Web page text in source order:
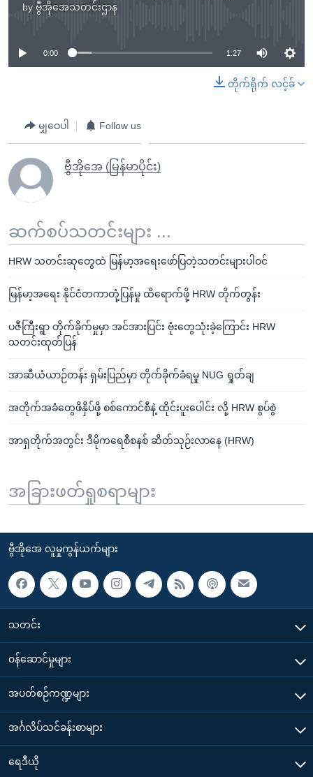
by ဗွီအိုအေသတင်းဌာန
No media source currently available
0:00 1:27
တိုက်ရိုက် လင့်ခ်
မျှဝေပါ Follow us
ဗွီအိုအေ (မြန်မာပိုင်း)
ဆက်စပ်သတင်းများ ...
HRW သတင်းဆုတွေထဲ မြန်မာ့အရေးဖော်ပြတဲ့သတင်းများပါဝင်
မြန်မာ့အရေး နိုင်ငံတကာတုံ့ပြန်မှု ထိရောက်ဖို့ HRW တိုက်တွန်း
ပဇီကြီးရွာ တိုက်ခိုက်မှုမှာ အင်အားပြင်း ဗုံးတွေသုံးခဲ့ကြောင်း HRW
သတင်းထုတ်ပြန်
အာဆီယံယာဉ်တန်း ရှမ်းပြည်မှာ တိုက်ခိုက်ခံရမှု NUG ရှုတ်ချ
အတိုက်အခံတွေဖိနှိပ်ဖို့ စစ်ကောင်စီနဲ့ ထိုင်းပူးပေါင်း လို့ HRW စွပ်စွဲ
အာရှတိုက်အတွင်း ဒီမိုကရေစီစနစ် ဆိတ်သုဉ်းလာနေ (HRW)
အခြားဖတ်ရှုစရာများ
ဗွီအိုအေ လူမှုကွန်ယက်များ
သတင်း
၀န်ဆောင်မှုများ
အပတ်စဉ်ကဏ္ဍများ
အင်္ဂလိပ်သင်ခန်းစာများ
ရေဒီယို